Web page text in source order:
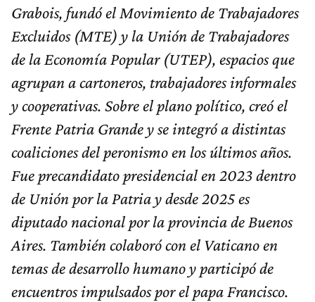
Grabois, fundó el Movimiento de Trabajadores
Excluidos (MTE) y la Unión de Trabajadores
de la Economía Popular (UTEP), espacios que
agrupan a cartoneros, trabajadores informales
y cooperativas. Sobre el plano político, creó el
Frente Patria Grande y se integró a distintas
coaliciones del peronismo en los últimos años.
Fue precandidato presidencial en 2023 dentro
de Unión por la Patria y desde 2025 es
diputado nacional por la provincia de Buenos
Aires. También colaboró con el Vaticano en
temas de desarrollo humano y participó de
encuentros impulsados por el papa Francisco.